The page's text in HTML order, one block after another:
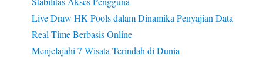
Live Draw HK Pools dalam Dinamika Penyajian Data
Real-Time Berbasis Online
Menjelajahi 7 Wisata Terindah di Dunia